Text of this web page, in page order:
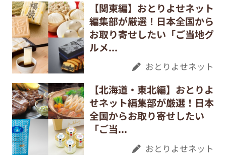
【関東編】おとりよせネット
編集部が厳選！日本全国から
お取り寄せしたい「ご当地グ
ルメ...
おとりよせネット
【北海道・東北編】おとりよ
せネット編集部が厳選！日本
全国からお取り寄せしたい
「ご当...
おとりよせネット